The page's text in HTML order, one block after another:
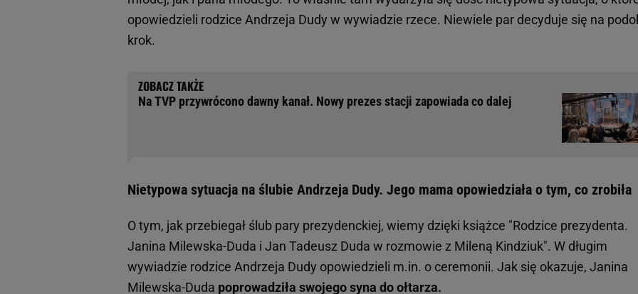
opowiedzieli rodzice Andrzeja Dudy w wywiadzie rzece. Niewiele par decyduje się na
krok.
Na TVP przywrócono dawny kanał. Nowy prezes stacji zapowiada co dalej
Nietypowa sytuacja na ślubie Andrzeja Dudy. Jego mama opowiedziała o tym, co zrobiła
O tym, jak przebiegał ślub pary prezydenckiej, wiemy dzięki książce "Rodzice prezydenta.
Janina Milewska-Duda i Jan Tadeusz Duda w rozmowie z Mileną Kindziuk". W długim
wywiadzie rodzice Andrzeja Dudy opowiedzieli m.in. o ceremonii. Jak się okazuje, Janina
Milewska-Duda poprowadziła swojego syna do ołtarza.